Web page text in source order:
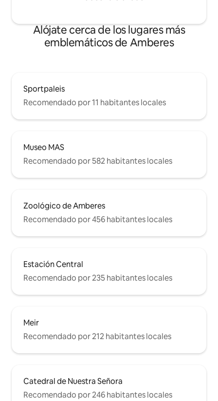
Alójate cerca de los lugares más
emblemáticos de Amberes
Sportpaleis
Recomendado por 11 habitantes locales
Museo MAS
Recomendado por 582 habitantes locales
Zoológico de Amberes
Recomendado por 456 habitantes locales
Estación Central
Recomendado por 235 habitantes locales
Meir
Recomendado por 212 habitantes locales
Catedral de Nuestra Señora
Recomendado por 246 habitantes locales